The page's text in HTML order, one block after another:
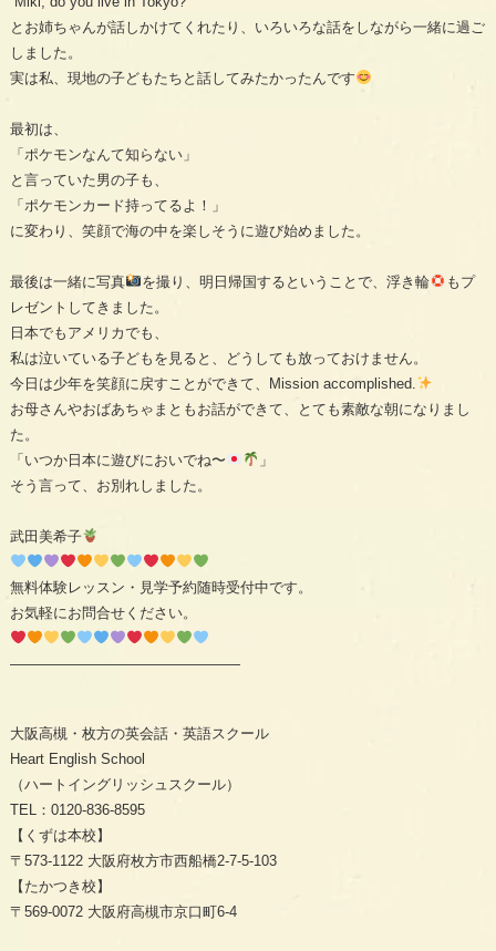
とお姉ちゃんが話しかけてくれたり、いろいろな話をしながら一緒に過ご
しました。
実は私、現地の子どもたちと話してみたかったんです
最初は、
「ポケモンなんて知らない」
と言っていた男の子も、
「ポケモンカード持ってるよ！」
に変わり、笑顔で海の中を楽しそうに遊び始めました。
最後は一緒に写真 を撮り、明日帰国するということで、浮き輪
もプ
レゼントしてきました。
日本でもアメリカでも、
私は泣いている子どもを見ると、どうしても放っておけません。
今日は少年を笑顔に戻すことができて、Mission accomplished.
お母さんやおばあちゃまともお話ができて、とても素敵な朝になりまし
た。
「いつか日本に遊びにおいでね〜
」
そう言って、お別れしました。
武田美希子
無料体験レッスン・見学予約随時受付中です。
お気軽にお問合せください。
————————————————
大阪高槻・枚方の英会話・英語スクール
Heart English School
（ハートイングリッシュスクール）
TEL：0120-836-8595
【くずは本校】
〒573-1122 大阪府枚方市西船橋2-7-5-103
【たかつき校】
〒569-0072 大阪府高槻市京口町6-4